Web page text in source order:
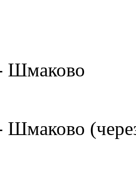
Шмаково
Шмаково